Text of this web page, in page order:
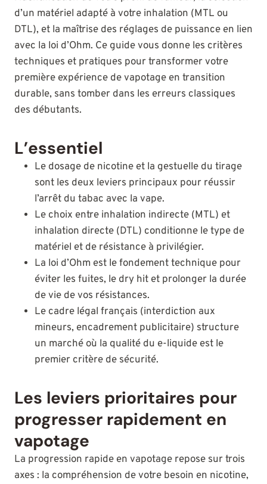
d’un matériel adapté à votre inhalation (MTL ou
DTL), et la maîtrise des réglages de puissance en lien
avec la loi d’Ohm. Ce guide vous donne les critères
techniques et pratiques pour transformer votre
première expérience de vapotage en transition
durable, sans tomber dans les erreurs classiques
des débutants.
L’essentiel
Le dosage de nicotine et la gestuelle du tirage
sont les deux leviers principaux pour réussir
l’arrêt du tabac avec la vape.
Le choix entre inhalation indirecte (MTL) et
inhalation directe (DTL) conditionne le type de
matériel et de résistance à privilégier.
La loi d’Ohm est le fondement technique pour
éviter les fuites, le dry hit et prolonger la durée
de vie de vos résistances.
Le cadre légal français (interdiction aux
mineurs, encadrement publicitaire) structure
un marché où la qualité du e-liquide est le
premier critère de sécurité.
Les leviers prioritaires pour
progresser rapidement en
vapotage
La progression rapide en vapotage repose sur trois
axes : la compréhension de votre besoin en nicotine,